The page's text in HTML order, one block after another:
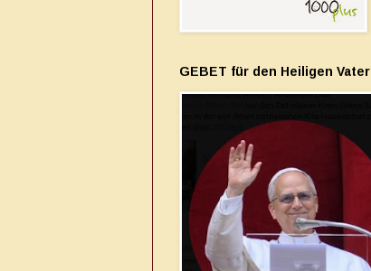
GEBET für den Heiligen Vater